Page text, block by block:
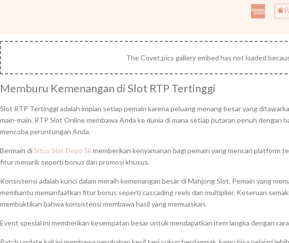
Express
Memburu Kemenangan di Slot RTP Tertinggi
Slot RTP Tertinggi adalah impian setiap pemain karena peluang menang besar yang
main-main. RTP Slot Online membawa Anda ke dunia di mana setiap putaran penuh
mencoba peruntungan Anda.
Bermain diSitus Slot Depo 5k memberikan kenyamanan bagi pemain yang mencari platform
fitur menarik seperti bonus dan promosi khusus.
Konsistensi adalah kunci dalam meraih kemenangan besar di Mahjong Slot. Pemain yang
membantu memanfaatkan fitur bonus seperti cascading reels dan multiplier. Keseruan
membuktikan bahwa konsistensi membawa hasil yang memuaskan.
Event spesial ini memberikan kesempatan besar untuk mendapatkan item langka dengan